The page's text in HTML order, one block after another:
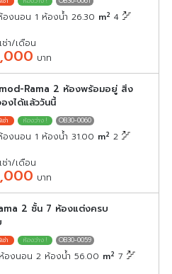
องนอน 1 ห้องน้ำ 26.30 m2 4
ช่า/เดือน
บาท
Rama 2 ห้องพร้อมอยู่ สิ่ง
งได้แล้ววันนี้
OB30-0060
องนอน 1 ห้องน้ำ 31.00 m2 2
ช่า/เดือน
บาท
2 ชั้น 7 ห้องแต่งครบ
OB30-0059
องนอน 2 ห้องน้ำ 56.00 m2 7